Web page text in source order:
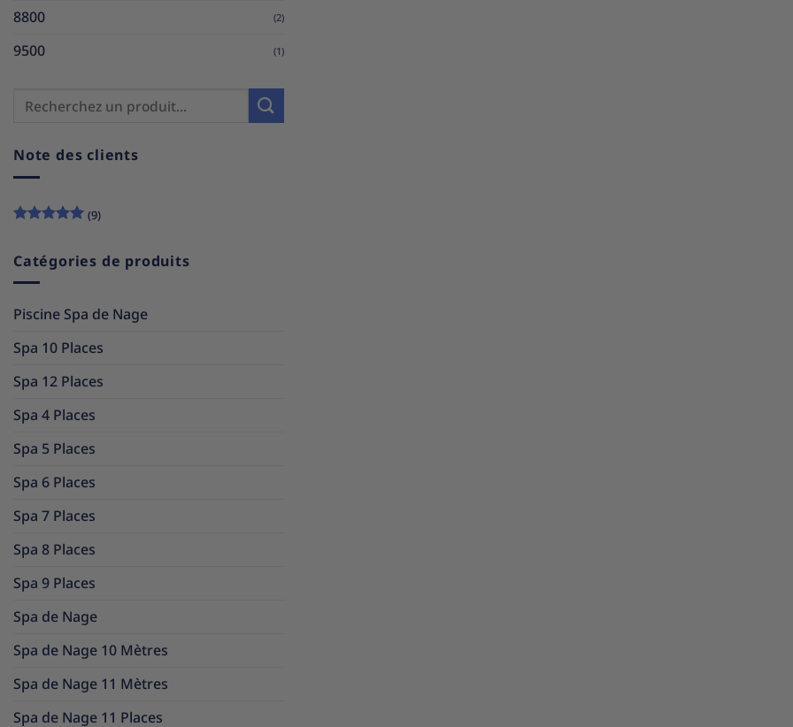
8800 (2)
9500 (1)
Note des clients
(9)
Catégories de produits
Piscine Spa de Nage
Spa 10 Places
Spa 12 Places
Spa 4 Places
Spa 5 Places
Spa 6 Places
Spa 7 Places
Spa 8 Places
Spa 9 Places
Spa de Nage
Spa de Nage 10 Mètres
Spa de Nage 11 Mètres
Spa de Nage 11 Places